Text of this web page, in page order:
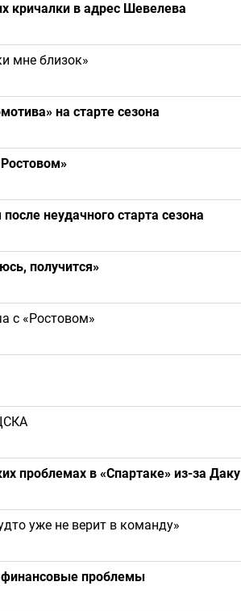
кричалки в адрес Шевелева
мне близок»
на старте сезона
неудачного старта сезона
получится»
с «Ростовом»
проблемах в «Спартаке» из-за Даку
уже не верит в команду»
финансовые проблемы